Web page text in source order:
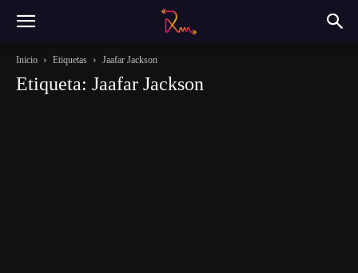
Inicio Etiquetas Jaafar Jackson
Etiqueta: Jaafar Jackson